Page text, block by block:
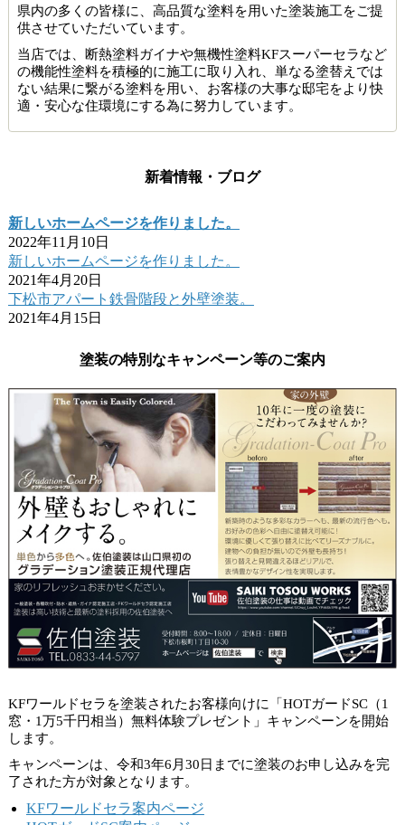
県内の多くの皆様に、高品質な塗料を用いた塗装施工をご提
供させていただいています。
当店では、断熱塗料ガイナや無機性塗料KFスーパーセラなど
の機能性塗料を積極的に施工に取り入れ、単なる塗替えでは
ない結果に繋がる塗料を用い、お客様の大事な邸宅をより快
適・安心な住環境にする為に努力しています。
新着情報・ブログ
新しいホームページを作りました。
2022年11月10日
新しいホームページを作りました。
2021年4月20日
下松市アパート鉄骨階段と外壁塗装。
2021年4月15日
2021年4月9日
2021年4月6日
山口市アパート タイルクリヤー塗装。
塗装の特別なキャンペーン等のご案内
KFワールドセラを塗装されたお客様向けに「HOTガードSC（1
窓・1万5千円相当）無料体験プレゼント」キャンペーンを開始
します。
キャンペーンは、 令和3年6月30日 までに塗装のお申し込みを完
了された方が対象となります。
KFワールドセラ案内ページ